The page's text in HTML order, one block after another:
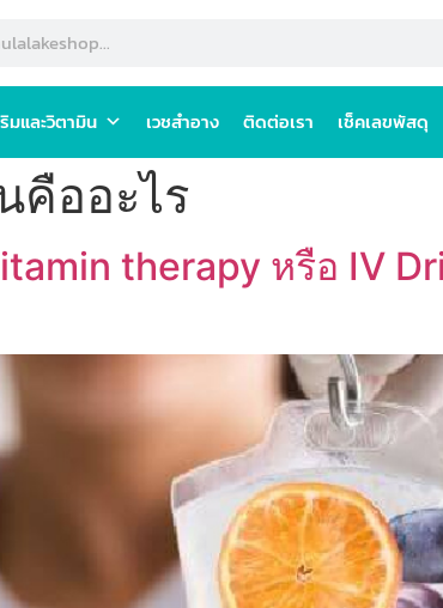
มและวิตามิน เวชสำอาง ติดต่อเรา เช็คเลขพัสดุ
คืออะไร
therapy หรือ IV